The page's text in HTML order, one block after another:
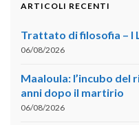
ARTICOLI RECENTI
Trattato di filosofia – I
06/08/2026
Maaloula: l’incubo
anni dopo il martirio
06/08/2026